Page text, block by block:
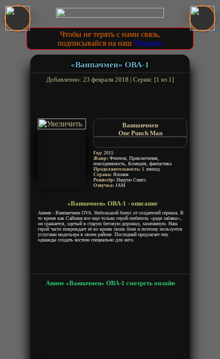
Чтобы не терять с нами связь,
подписывайся на наш Telegram
«Ванпачмен» ОВА-1
Добавленно: 23 февраля 2018 | Серии: [1 из 1]
Ванпанчмен
One Punch Man
Год: 2015
Жанр: Фентези, Приключения,
повседневность, Комедия, фантастика
Продолжительность: 1 эпизод
Страна: Япония
Режиссёр: Нацумэ Синго
Озвучка: JAM
«Ванпачмен» ОВА-1 - описание
Аниме - Ванпанчмен OVA. Небольшой бонус от создателей сериала. В
то время как Сайтама все еще только герой-любитель «ради забавы»,
он сражается, одетый в старую беговую дорожку, залатанную. Наш
герой часто повреждает её во время своих боев и поэтому пользуется
услугами модельера в своем районе. Последний предлагает ему
однажды создать костюм специально для него.
Аниме «Ванпачмен» ОВА-1 смотреть онлайн